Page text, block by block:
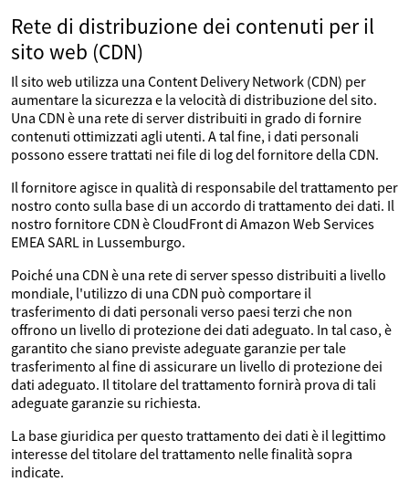
Rete di distribuzione dei contenuti per il
sito web (CDN)
Il sito web utilizza una Content Delivery Network (CDN) per
aumentare la sicurezza e la velocità di distribuzione del sito.
Una CDN è una rete di server distribuiti in grado di fornire
contenuti ottimizzati agli utenti. A tal fine, i dati personali
possono essere trattati nei file di log del fornitore della CDN.
Il fornitore agisce in qualità di responsabile del trattamento per
nostro conto sulla base di un accordo di trattamento dei dati. Il
nostro fornitore CDN è CloudFront di Amazon Web Services
EMEA SARL in Lussemburgo.
Poiché una CDN è una rete di server spesso distribuiti a livello
mondiale, l'utilizzo di una CDN può comportare il
trasferimento di dati personali verso paesi terzi che non
offrono un livello di protezione dei dati adeguato. In tal caso, è
garantito che siano previste adeguate garanzie per tale
trasferimento al fine di assicurare un livello di protezione dei
dati adeguato. Il titolare del trattamento fornirà prova di tali
adeguate garanzie su richiesta.
La base giuridica per questo trattamento dei dati è il legittimo
interesse del titolare del trattamento nelle finalità sopra
indicate.